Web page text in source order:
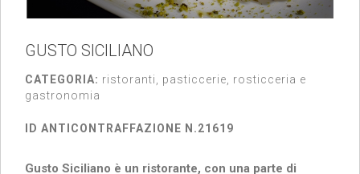
GUSTO SICILIANO
CATEGORIA: ristoranti, pasticcerie, rosticceria e
gastronomia
ID ANTICONTRAFFAZIONE N.21619
Gusto Siciliano è un ristorante, con una parte di